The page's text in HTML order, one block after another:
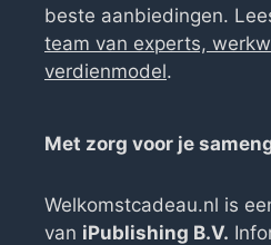
beste aanbiedingen.
team van experts,
verdienmodel.
Met zorg voor je
Welkomstcadeau.nl is
van iPublishing B.V.